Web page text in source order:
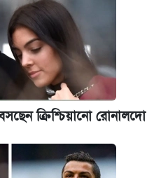
ক্রিশ্চিয়ানো রোনালদো